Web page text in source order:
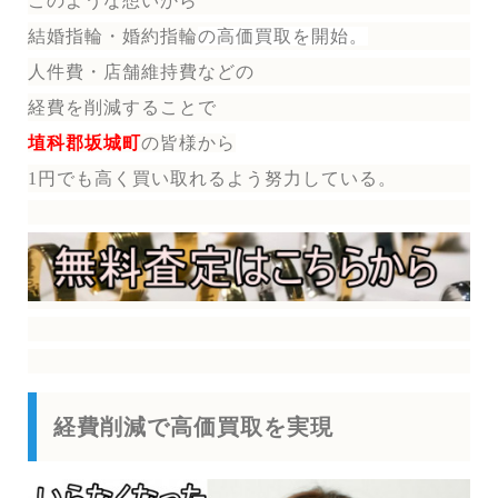
結婚指輪・婚約指輪の高価買取を開始。
人件費・店舗維持費などの
経費を削減することで
埴科郡坂城町の皆様から
1円でも高く買い取れるよう努力している。
経費削減で高価買取を実現